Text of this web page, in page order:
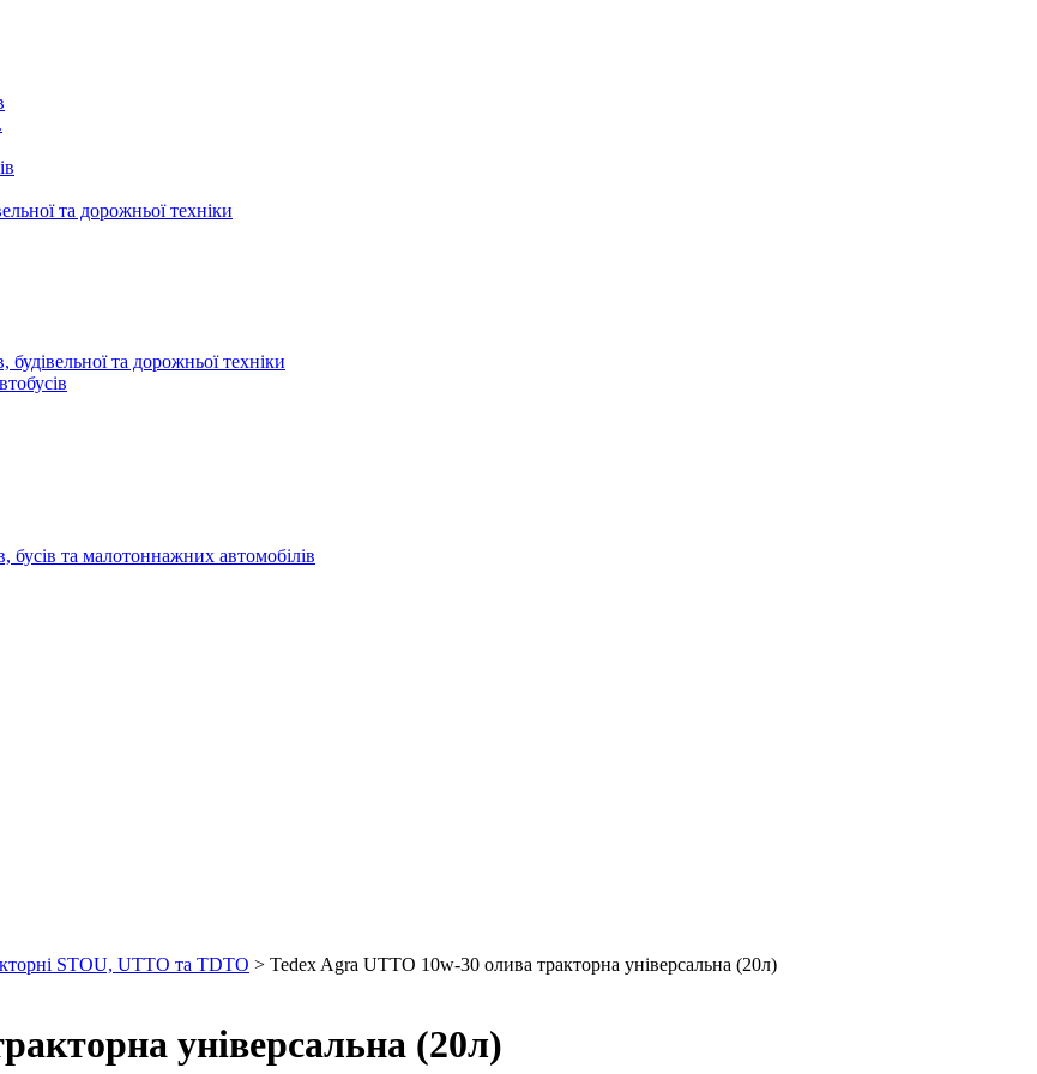
та дорожньої техніки
та дорожньої техніки
та малотоннажних автомобілів
STOU, UTTO та TDTO > Tedex Agra UTTO 10w-30 олива тракторна універсальна (20л)
універсальна (20л)